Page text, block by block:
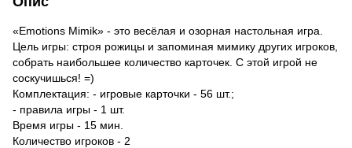
«Emotions Mimik» - это весёлая и озорная настольная игра.
Цель игры: строя рожицы и запоминая мимику других игроков,
собрать наибольшее количество карточек. С этой игрой не
соскучишься! =)
Комплектация: - игровые карточки - 56 шт.;
- правила игры - 1 шт.
Время игры - 15 мин.
Количество игроков - 2